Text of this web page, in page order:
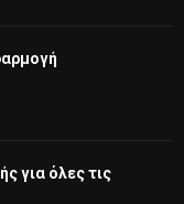
για όλες τις